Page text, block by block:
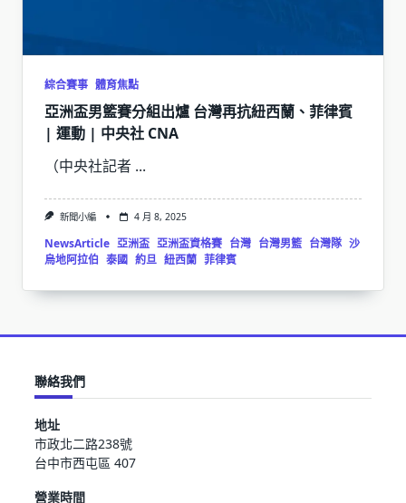
綜合賽事 體育焦點
亞洲盃男籃賽分組出爐 台灣再抗紐西蘭、菲律賓
| 運動 | 中央社 CNA
（中央社記者 ...
新聞小編 4 月 8, 2025
NewsArticle 亞洲盃 亞洲盃資格賽 台灣 台灣男籃 台灣隊 沙
烏地阿拉伯 泰國 約旦 紐西蘭 菲律賓
聯絡我們
地址
市政北二路238號
台中市西屯區 407
營業時間